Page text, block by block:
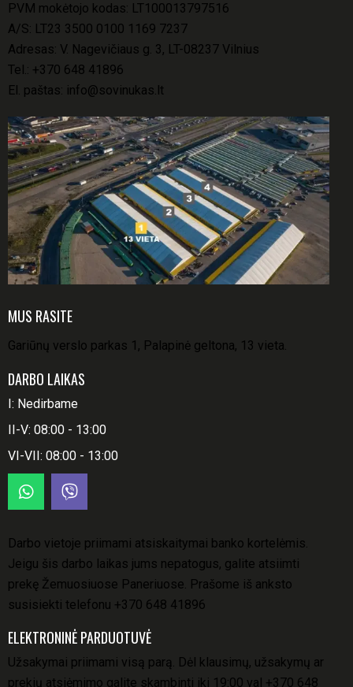
PVM mokėtojo kodas: LT100013797516
A/S: LT23 3500 0100 1169 7237
Adresas: V. Nagevičiaus g. 3, LT-08237 Vilnius
Tel.: +370 648 41896
El. paštas: info@sovinukas.lt
MUS RASITE
Gariūnų verslo parkas 1, Palapinė geltona, 13 vieta.
DARBO LAIKAS
I: Nedirbame
II-V: 08:00 - 13:00
VI-VII: 08:00 - 13:00
Darbo vietoje priimami atsiskaitymai banko kortelėmis.
Jeigu šis darbo laikas jums nepatogus, galite atsiimti
prekę Žemuosiuose Paneriuose. Prašome iš anksto
susisiekti telefonu +370 648 41896
ELEKTRONINĖ PARDUOTUVĖ
Užsakymai priimami visą parą. Dėl klausimų, užsakymų ar
prekių atsiėmimo galite skambinti iki 19:00 val +370 648